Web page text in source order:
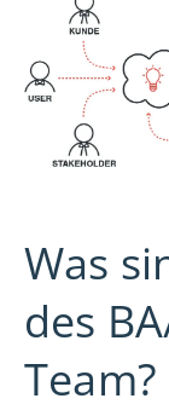
Was
des
Team?